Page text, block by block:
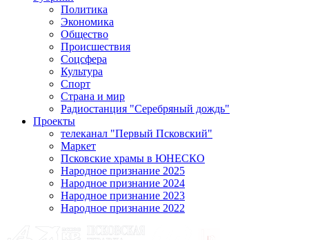
Политика
Экономика
Общество
Происшествия
Соцсфера
Культура
Спорт
Страна и мир
Радиостанция "Серебряный дождь"
Проекты
телеканал "Первый Псковский"
Маркет
Псковские храмы в ЮНЕСКО
Народное признание 2025
Народное признание 2024
Народное признание 2023
Народное признание 2022